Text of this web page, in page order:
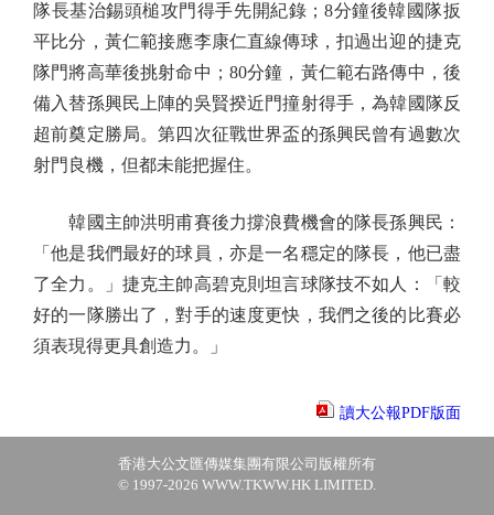
隊長基治錫頭槌攻門得手先開紀錄；8分鐘後韓國隊扳
平比分，黃仁範接應李康仁直線傳球，扣過出迎的捷克
隊門將高華後挑射命中；80分鐘，黃仁範右路傳中，後
備入替孫興民上陣的吳賢揆近門撞射得手，為韓國隊反
超前奠定勝局。第四次征戰世界盃的孫興民曾有過數次
射門良機，但都未能把握住。
韓國主帥洪明甫賽後力撐浪費機會的隊長孫興民：
「他是我們最好的球員，亦是一名穩定的隊長，他已盡
了全力。」捷克主帥高碧克則坦言球隊技不如人：「較
好的一隊勝出了，對手的速度更快，我們之後的比賽必
須表現得更具創造力。」
讀大公報PDF版面
香港大公文匯傳媒集團有限公司版權所有
© 1997-2026 WWW.TKWW.HK LIMITED.